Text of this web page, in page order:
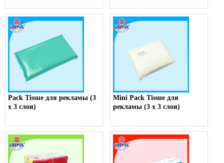
Pack Tissue для рекламы (3
x 3 слоя)
Mini Pack Tissue для
рекламы (3 x 3 слоя)